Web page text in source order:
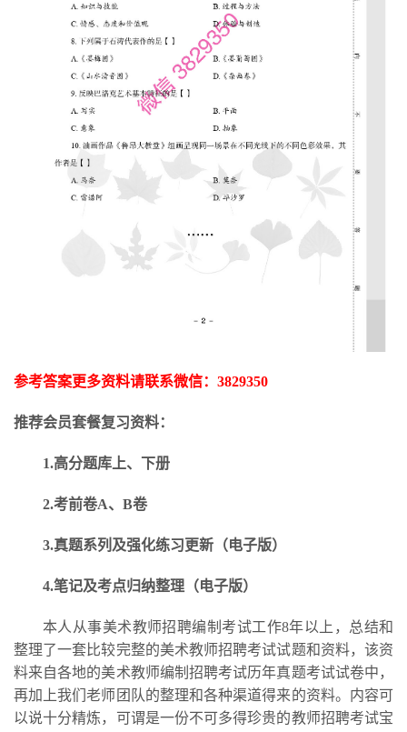
参考答案更多资料请联系微信： 3829350
推荐会员套餐复习资料：
1.高分题库上、下册
2.考前卷A、B卷
3.真题系列及强化练习更新 （电子版）
4.笔记及考点归纳整理（电子版）
本人从事美术教师招聘编制考试工作8年以上，总结和
整理了一套比较完整的美术教师招聘考试试题和资料，该资
料来自各地的美术教师编制招聘考试历年真题考试试卷中，
再加上我们老师团队的整理和各种渠道得来的资料。内容可
以说十分精炼，可谓是一份不可多得珍贵的教师招聘考试宝